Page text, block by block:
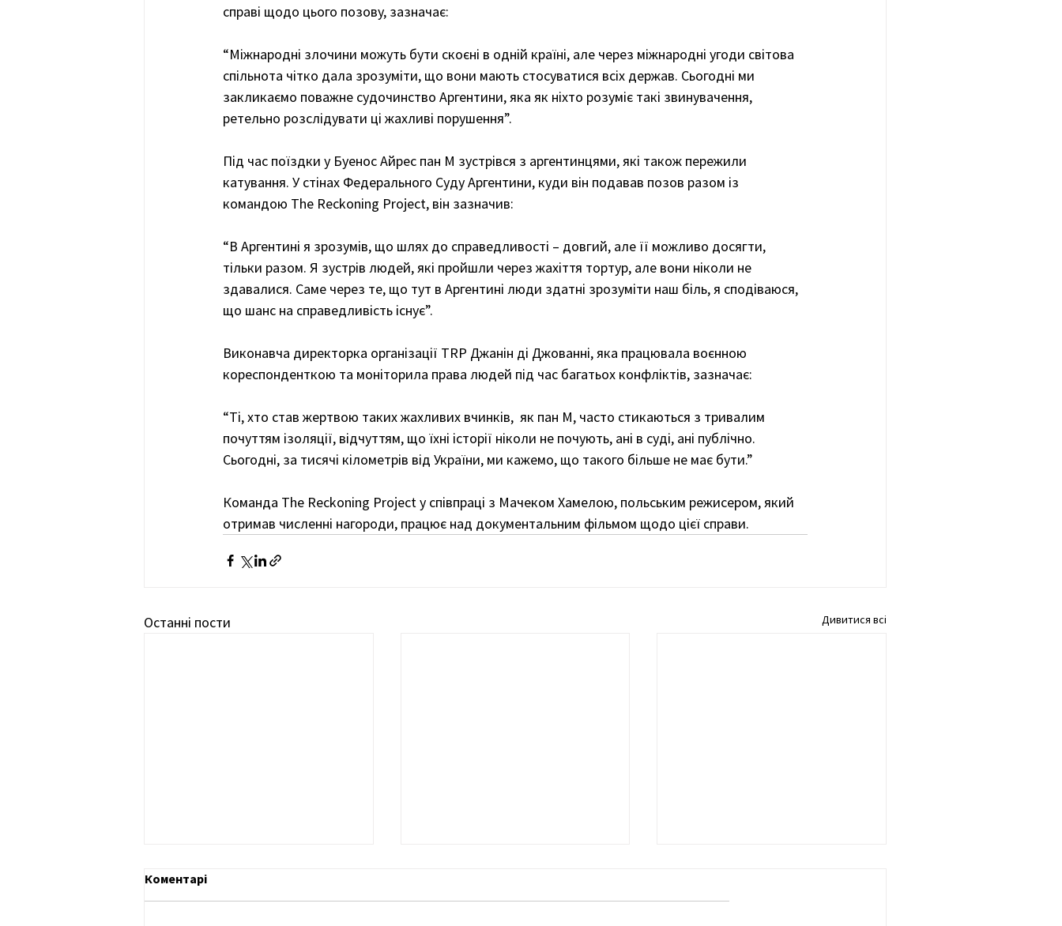
справі щодо цього позову, зазначає:
“Міжнародні злочини можуть бути скоєні в одній країні, але через міжнародні угоди світова
спільнота чітко дала зрозуміти, що вони мають стосуватися всіх держав. Сьогодні ми
закликаємо поважне судочинство Аргентини, яка як ніхто розуміє такі звинувачення,
ретельно розслідувати ці жахливі порушення”.
Під час поїздки у Буенос Айрес пан М зустрівся з аргентинцями, які також пережили
катування. У стінах Федерального Суду Аргентини, куди він подавав позов разом із
командою The Reckoning Project, він зазначив:
“В Аргентині я зрозумів, що шлях до справедливості – довгий, але її можливо досягти,
тільки разом. Я зустрів людей, які пройшли через жахіття тортур, але вони ніколи не
здавалися. Саме через те, що тут в Аргентині люди здатні зрозуміти наш біль, я сподіваюся,
що шанс на справедливість існує”.
Виконавча директорка організації TRP Джанін ді Джованні, яка працювала воєнною
кореспонденткою та моніторила права людей під час багатьох конфліктів, зазначає:
“Ті, хто став жертвою таких жахливих вчинків,  як пан М, часто стикаються з тривалим
почуттям ізоляції, відчуттям, що їхні історії ніколи не почують, ані в суді, ані публічно.
Сьогодні, за тисячі кілометрів від України, ми кажемо, що такого більше не має бути.”
Команда The Reckoning Project у співпраці з Мачеком Хамелою, польським режисером, який
отримав численні нагороди, працює над документальним фільмом щодо цієї справи.
Останні пости Дивитися всі
Коментарі